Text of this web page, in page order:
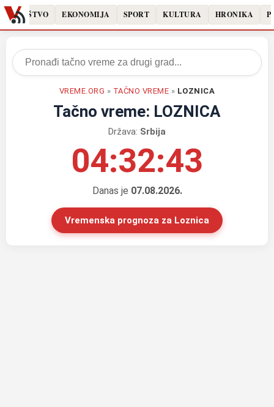
DRUŠTVO EKONOMIJA SPORT KULTURA HRONIKA
VREME.ORG » TAČNO VREME » LOZNICA
Tačno vreme: LOZNICA
Država: Srbija
04:32:43
Danas je 07.08.2026.
Vremenska prognoza za Loznica